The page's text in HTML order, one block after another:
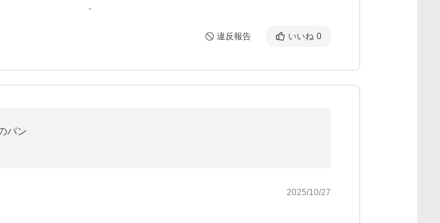
-
違反報告 いいね 0
パン
2025/10/27